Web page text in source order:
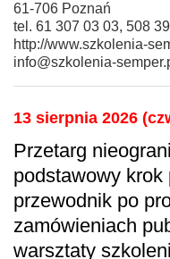
61-706 Poznań
tel. 61 307 03 03, 508
http://www.szkolenia-
info@szkolenia-
13 sierpnia 2026
Przetarg
podstawowy
przewodnik po
zamówieniach
warsztaty